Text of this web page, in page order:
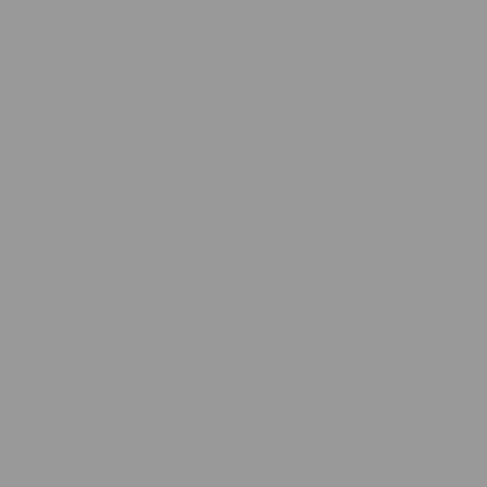
autres sources d'information.
soumis à nos politiques d'avis et